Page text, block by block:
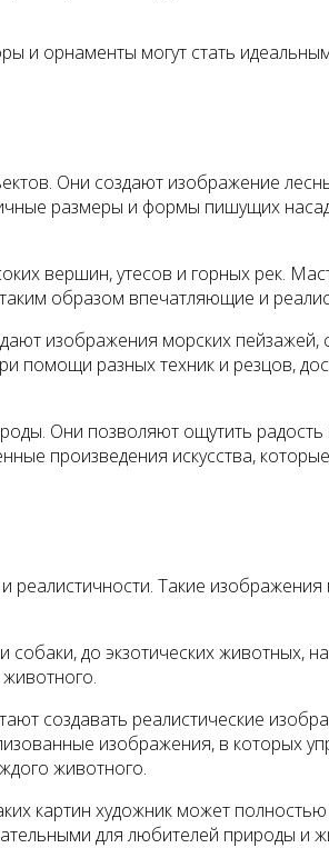
и орнаменты могут стать
Они создают изображение
размеры и формы пишущих
вершин, утесов и горных рек.
образом впечатляющие и
изображения морских
помощи разных техник и резцов,
Они позволяют ощутить радость
произведения искусства,
Такие изображения
до экзотических животных,
создавать реалистические
изображения, в которых
животного.
картин художник может полностью
для любителей природы и